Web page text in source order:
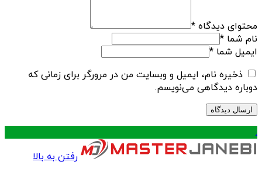
محتوای دیدگاه *
نام شما *
ایمیل شما *
ذخیره نام، ایمیل و وبسایت من در مرورگر برای زمانی که
دوباره دیدگاهی می‌نویسم.
.
رفتن به بالا